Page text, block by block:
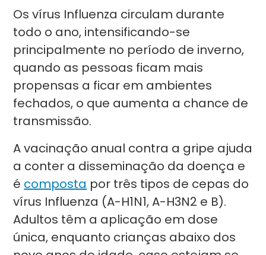
Os vírus Influenza circulam durante
todo o ano, intensificando-se
principalmente no período de inverno,
quando as pessoas ficam mais
propensas a ficar em ambientes
fechados, o que aumenta a chance de
transmissão.
A vacinação anual contra a gripe ajuda
a conter a disseminação da doença e
é composta por três tipos de cepas do
vírus Influenza (A-H1N1, A-H3N2 e B).
Adultos têm a aplicação em dose
única, enquanto crianças abaixo dos